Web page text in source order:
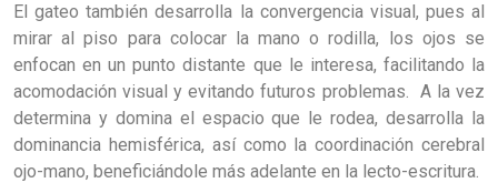
El gateo también desarrolla la convergencia visual, pues al
mirar al piso para colocar la mano o rodilla, los ojos se
enfocan en un punto distante que le interesa, facilitando la
acomodación visual y evitando futuros problemas. A la vez
determina y domina el espacio que le rodea, desarrolla la
dominancia hemisférica, así como la coordinación cerebral
ojo-mano, beneficiándole más adelante en la lecto-escritura.